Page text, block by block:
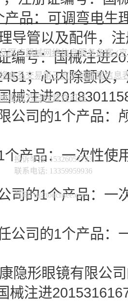
品：可调弯电生
导管以及配件，
编号：国械注进
；心内除颤仪
械注进
公司的1个产品：
产品：一次性使
司的1个产品：一
公司的1个产品：
隐形眼镜有限公
械注进
医疗器械网络信息服务备案:(
食品交易第三方平台备案信息
电视节目经营许可证
投诉举报: 15326057793
联系电话: 13359959936
邮箱: ts@touchsee.com